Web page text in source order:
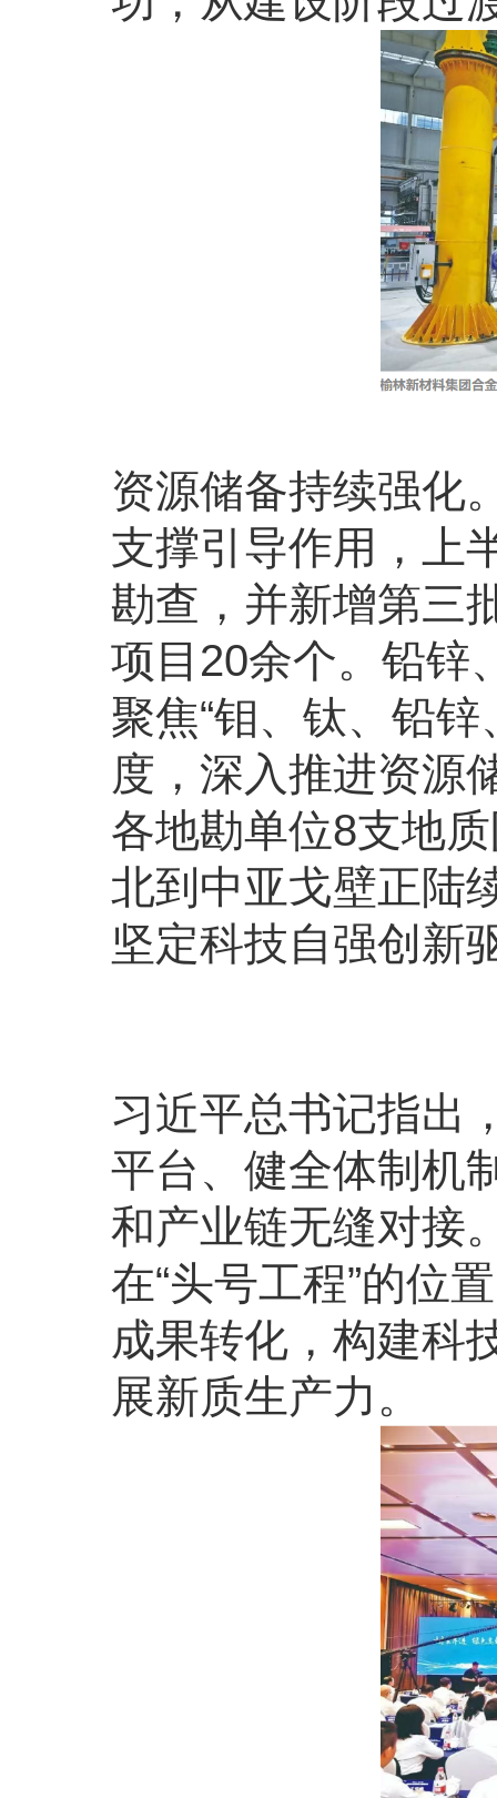
资源储备持续强化
支撑引导作用，上
勘查，并新增第三
项目20余个。铅锌
聚焦“钼、钛、铅
度，深入推进资源
各地勘单位8支地
北到中亚戈壁正陆
坚定科技自强创新
习近平总书记指出
平台、健全体制机
和产业链无缝对接
在“头号工程”的位
成果转化，构建科
展新质生产力。